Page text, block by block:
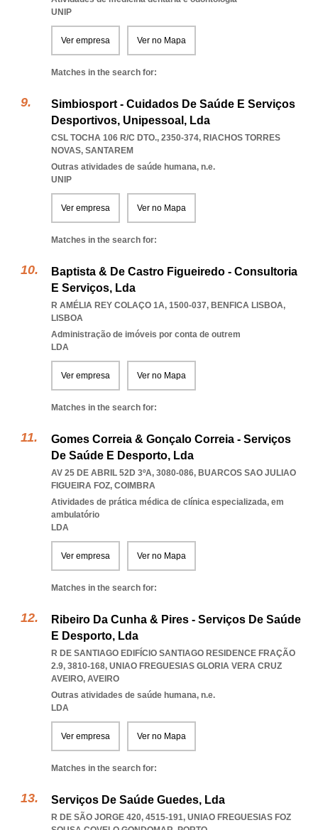
UNIP
Ver empresa Ver no Mapa
Matches in the search for:
Simbiosport - Cuidados De Saúde E Serviços
Desportivos, Unipessoal, Lda
CSL TOCHA 106 R/C DTO., 2350-374, RIACHOS TORRES
NOVAS, SANTAREM
Outras atividades de saúde humana, n.e.
UNIP
Ver empresa Ver no Mapa
Matches in the search for:
Baptista & De Castro Figueiredo - Consultoria
E Serviços, Lda
R AMÉLIA REY COLAÇO 1A, 1500-037, BENFICA LISBOA,
LISBOA
Administração de imóveis por conta de outrem
LDA
Ver empresa Ver no Mapa
Matches in the search for:
Gomes Correia & Gonçalo Correia - Serviços
De Saúde E Desporto, Lda
AV 25 DE ABRIL 52D 3ºA, 3080-086, BUARCOS SAO JULIAO
FIGUEIRA FOZ, COIMBRA
Atividades de prática médica de clínica especializada, em
ambulatório
LDA
Ver empresa Ver no Mapa
Matches in the search for:
Ribeiro Da Cunha & Pires - Serviços De Saúde
E Desporto, Lda
R DE SANTIAGO EDIFÍCIO SANTIAGO RESIDENCE FRAÇÃO
2.9, 3810-168, UNIAO FREGUESIAS GLORIA VERA CRUZ
AVEIRO, AVEIRO
Outras atividades de saúde humana, n.e.
LDA
Ver empresa Ver no Mapa
Matches in the search for:
Serviços De Saúde Guedes, Lda
R DE SÃO JORGE 420, 4515-191, UNIAO FREGUESIAS FOZ